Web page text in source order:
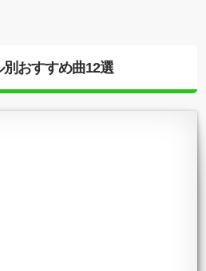
おすすめ曲12選